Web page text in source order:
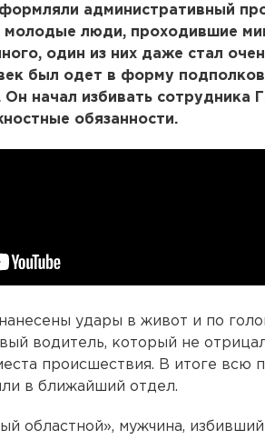
административный
молодые люди, проходившие
один из них даже стал
был одет в форму
Он начал избивать сотрудника
обязанности.
удары в живот и по
водитель, который не
происшествия. В итоге всю
в ближайший отдел.
областной», мужчина,